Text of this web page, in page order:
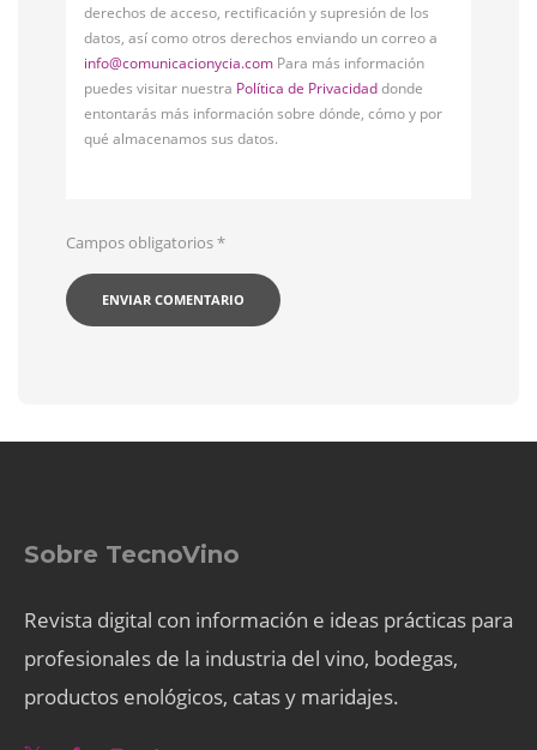
derechos de acceso, rectificación y supresión de los
datos, así como otros derechos enviando un correo a
info@comunicacionycia.com Para más información
puedes visitar nuestra Política de Privacidaddonde
entontarás más información sobre dónde, cómo y por
qué almacenamos sus datos.
Campos obligatorios*
Sobre TecnoVino
Revista digital con información e ideas prácticas para
profesionales de la industria del vino, bodegas,
productos enológicos, catas y maridajes.